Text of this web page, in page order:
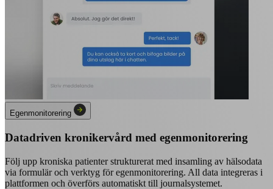
Egenmonitorering
Datadriven kronikervård med egenmonitorering
Följ upp kroniska patienter strukturerat med insamling av hälsodata
via formulär och verktyg för egenmonitorering. All data integreras i
plattformen och överförs automatiskt till journalsystemet.